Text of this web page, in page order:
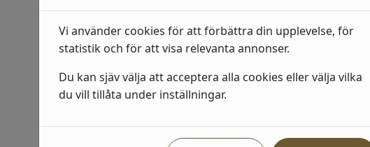
749kr
749kr
Boråstapeter
(7664) Grå, Beige,
Dahlia Garden |
Vi använder cookies för att förbättra din upplevelse, för
statistik och för att visa relevanta annonser.
Du kan sjäv välja att acceptera alla cookies eller välja vilka
du vill tillåta under inställningar.